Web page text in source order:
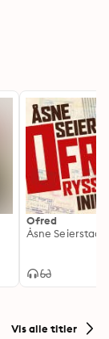
Ofred
Åsne Seierstad
Vis alle titler